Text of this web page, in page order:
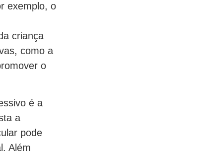
exemplo, o
criança
como a
o
é a
a
pode
Além